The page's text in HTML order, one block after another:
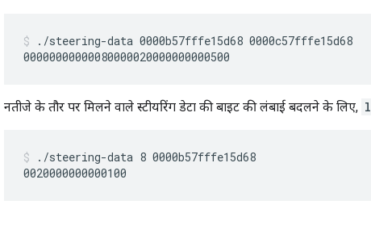
./steering-data 0000b57fffe15d68 0000c57fffe15d68
नतीजे के तौर पर मिलने वाले स्टीयरिंग डेटा की बाइट की लंबाई बदलने के लिए,
./steering-data 8 0000b57fffe15d68